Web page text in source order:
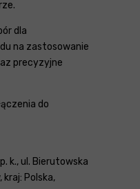
dla
na zastosowanie
precyzyjne
do
k., ul. Bierutowska
kraj: Polska,